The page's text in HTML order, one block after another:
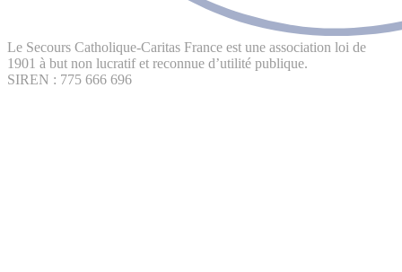
Le Secours Catholique-Caritas France est une association loi de
1901 à but non lucratif et reconnue d’utilité publique.
SIREN : 775 666 696